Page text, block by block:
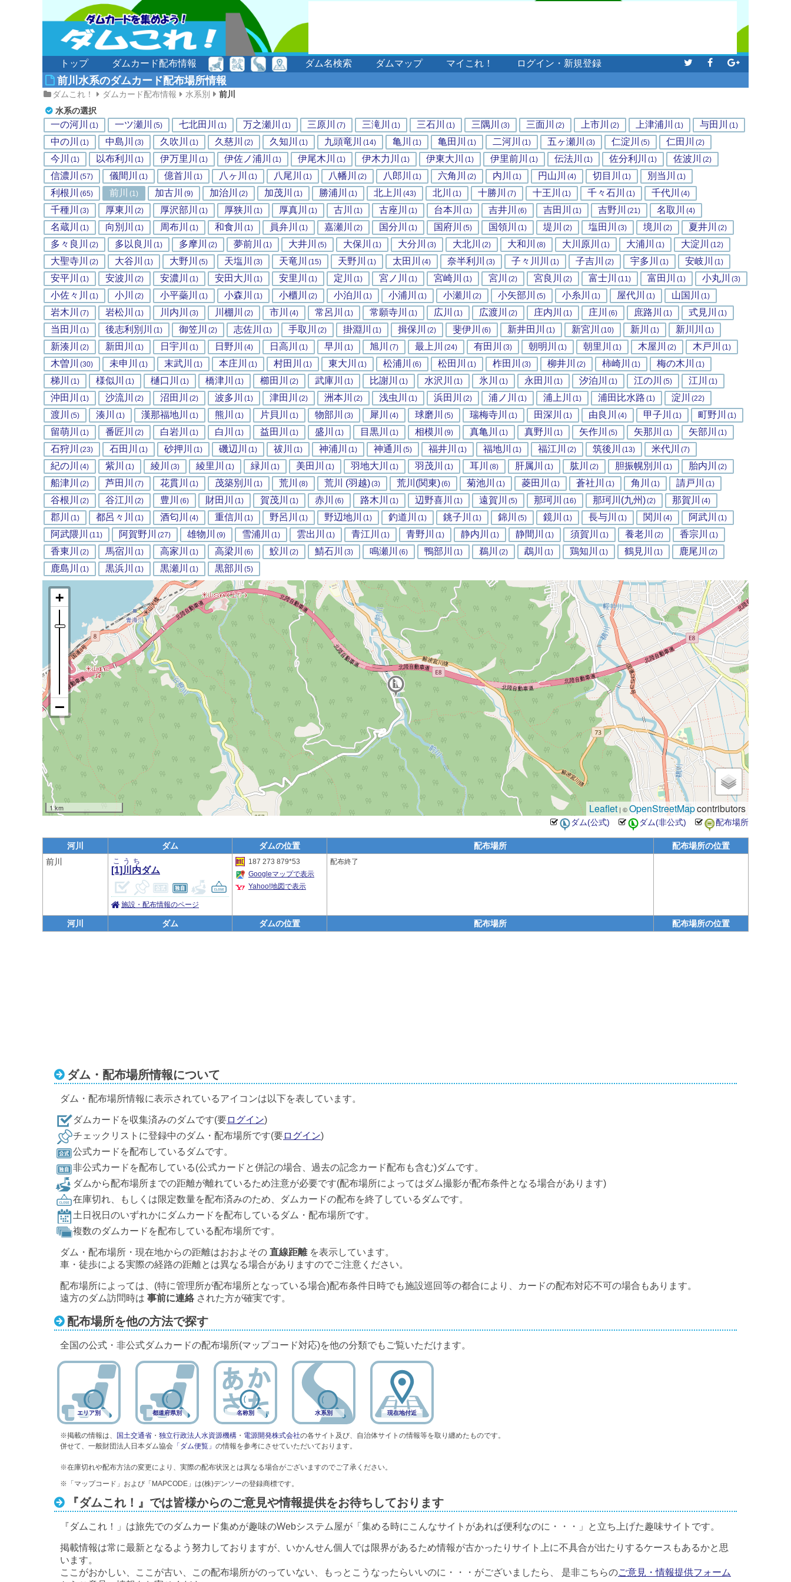
トップ ダムカード配布情報 ダム名検索 ダムマップ マイこれ！ ログイン・新規登録
前川水系のダムカード配布場所情報
ダムこれ！ ダムカード配布情報 水系別
前川
水系の選択
一の河川 (1) 一ツ瀬川 (5) 七北田川 (1) 万之瀬川 (1) 三原川 (7) 三滝川 (1) 三石川 (1) 三隅川 (3) 三面川 (2) 上市川 (2) 上津浦川 (1) 与田川 (1)
中の川 (1) 中島川 (3) 久吹川 (1) 久慈川 (2) 久知川 (1) 九頭竜川 (14) 亀川 (1) 亀田川 (1) 二河川 (1) 五ヶ瀬川 (3) 仁淀川 (5) 仁田川 (2)
今川 (1) 以布利川 (1) 伊万里川 (1) 伊佐ノ浦川 (1) 伊尾木川 (1) 伊木力川 (1) 伊東大川 (1) 伊里前川 (1) 伝法川 (1) 佐分利川 (1) 佐波川 (2)
信濃川 (57) 儀間川 (1) 億首川 (1) 八ヶ川 (1) 八尾川 (1) 八幡川 (2) 八郎川 (1) 六角川 (2) 内川 (1) 円山川 (4) 切目川 (1) 別当川 (1)
利根川 (65) 前川 (1) 加古川 (9) 加治川 (2) 加茂川 (1) 勝浦川 (1) 北上川 (43) 北川 (1) 十勝川 (7) 十王川 (1) 千々石川 (1) 千代川 (4)
千種川 (3) 厚東川 (2) 厚沢部川 (1) 厚狭川 (1) 厚真川 (1) 古川 (1) 古座川 (1) 台本川 (1) 吉井川 (6) 吉田川 (1) 吉野川 (21) 名取川 (4)
名蔵川 (1) 向別川 (1) 周布川 (1) 和食川 (1) 員弁川 (1) 嘉瀬川 (2) 国分川 (1) 国府川 (5) 国領川 (1) 堤川 (2) 塩田川 (3) 境川 (2) 夏井川 (2)
多々良川 (2) 多以良川 (1) 多摩川 (2) 夢前川 (1) 大井川 (5) 大保川 (1) 大分川 (3) 大北川 (2) 大和川 (8) 大川原川 (1) 大浦川 (1) 大淀川 (12)
大聖寺川 (2) 大谷川 (1) 大野川 (5) 天塩川 (3) 天竜川 (15) 天野川 (1) 太田川 (4) 奈半利川 (3) 子々川川 (1) 子吉川 (2) 宇多川 (1) 安岐川 (1)
安平川 (1) 安波川 (2) 安濃川 (1) 安田大川 (1) 安里川 (1) 定川 (1) 宮ノ川 (1) 宮崎川 (1) 宮川 (2) 宮良川 (2) 富士川 (11) 富田川 (1) 小丸川 (3)
小佐々川 (1) 小川 (2) 小平蘂川 (1) 小森川 (1) 小櫃川 (2) 小泊川 (1) 小浦川 (1) 小瀬川 (2) 小矢部川 (5) 小糸川 (1) 屋代川 (1) 山国川 (1)
岩木川 (7) 岩松川 (1) 川内川 (3) 川棚川 (2) 市川 (4) 常呂川 (1) 常願寺川 (1) 広川 (1) 広渡川 (2) 庄内川 (1) 庄川 (6) 庶路川 (1) 式見川 (1)
当田川 (1) 後志利別川 (1) 御笠川 (2) 志佐川 (1) 手取川 (2) 掛淵川 (1) 揖保川 (2) 斐伊川 (6) 新井田川 (1) 新宮川 (10) 新川 (1) 新川川 (1)
新湊川 (2) 新田川 (1) 日宇川 (1) 日野川 (4) 日高川 (1) 早川 (1) 旭川 (7) 最上川 (24) 有田川 (3) 朝明川 (1) 朝里川 (1) 木屋川 (2) 木戸川 (1)
木曽川 (30) 未申川 (1) 末武川 (1) 本庄川 (1) 村田川 (1) 東大川 (1) 松浦川 (6) 松田川 (1) 柞田川 (3) 柳井川 (2) 柿崎川 (1) 梅の木川 (1)
梯川 (1) 様似川 (1) 樋口川 (1) 橋津川 (1) 櫛田川 (2) 武庫川 (1) 比謝川 (1) 水沢川 (1) 氷川 (1) 永田川 (1) 汐泊川 (1) 江の川 (5) 江川 (1)
沖田川 (1) 沙流川 (2) 沼田川 (2) 波多川 (1) 津田川 (2) 洲本川 (2) 浅虫川 (1) 浜田川 (2) 浦ノ川 (1) 浦上川 (1) 浦田比水路 (1) 淀川 (22)
渡川 (5) 湊川 (1) 漢那福地川 (1) 熊川 (1) 片貝川 (1) 物部川 (3) 犀川 (4) 球磨川 (5) 瑞梅寺川 (1) 田深川 (1) 由良川 (4) 甲子川 (1) 町野川 (1)
留萌川 (1) 番匠川 (2) 白岩川 (1) 白川 (1) 益田川 (1) 盛川 (1) 目黒川 (1) 相模川 (9) 真亀川 (1) 真野川 (1) 矢作川 (5) 矢那川 (1) 矢部川 (1)
石狩川 (23) 石田川 (1) 砂押川 (1) 磯辺川 (1) 祓川 (1) 神浦川 (1) 神通川 (5) 福井川 (1) 福地川 (1) 福江川 (2) 筑後川 (13) 米代川 (7)
紀の川 (4) 紫川 (1) 綾川 (3) 綾里川 (1) 緑川 (1) 美田川 (1) 羽地大川 (1) 羽茂川 (1) 耳川 (8) 肝属川 (1) 肱川 (2) 胆振幌別川 (1) 胎内川 (2)
船津川 (2) 芦田川 (7) 花貫川 (1) 茂築別川 (1) 荒川 (8) 荒川 (羽越)(3) 荒川(関東)(6) 菊池川 (1) 菱田川 (1) 蒼社川 (1) 角川 (1) 請戸川 (1)
谷根川 (2) 谷江川 (2) 豊川 (6) 財田川 (1) 賀茂川 (1) 赤川 (6) 路木川 (1) 辺野喜川 (1) 遠賀川 (5) 那珂川 (16) 那珂川(九州)(2) 那賀川 (4)
郡川 (1) 都呂々川 (1) 酒匂川 (4) 重信川 (1) 野呂川 (1) 野辺地川 (1) 釣道川 (1) 銚子川 (1) 錦川 (5) 鏡川 (1) 長与川 (1) 関川 (4) 阿武川 (1)
阿武隈川 (11) 阿賀野川 (27) 雄物川 (9) 雪浦川 (1) 雲出川 (1) 青江川 (1) 青野川 (1) 静内川 (1) 静間川 (1) 須賀川 (1) 養老川 (2) 香宗川 (1)
香東川 (2) 馬宿川 (1) 高家川 (1) 高梁川 (6) 鮫川 (2) 鯖石川 (3) 鳴瀬川 (6) 鴨部川 (1) 鵜川 (2) 鵡川 (1) 鶏知川 (1) 鶴見川 (1) 鹿尾川 (2)
鹿島川 (1) 黒浜川 (1) 黒瀬川 (1) 黒部川 (5)
1
1 km Leaflet | ©OpenStreetMapcontributors
河川 ダム ダムの位置 配布場所
配布場所の位置
前川
[1]川内
こうち
ダム
施設・配布情報のページ
187 273 879*53
Googleマップで表示
Yahoo!地図で表示
配布終了
河川 ダム ダムの位置 配布場所 配布場所の位置
ダム・配布場所情報について
ダム・配布場所情報に表示されているアイコンは以下を表しています。
ダムカードを収集済みのダムです(要ログイン)
チェックリストに登録中のダム・配布場所です(要ログイン)
公式カードを配布しているダムです。
非公式カードを配布している(公式カードと併記の場合、過去の記念カード配布も含む)ダムです。
ダムから配布場所までの距離が離れているため注意が必要です(配布場所によってはダム撮影が配布条件となる場合があります)
在庫切れ、もしくは限定数量を配布済みのため、ダムカードの配布を終了しているダムです。
土日祝日のいずれかにダムカードを配布しているダム・配布場所です。
複数のダムカードを配布している配布場所です。
ダム・配布場所・現在地からの距離はおおよその 直線距離を表示しています。
車・徒歩による実際の経路の距離とは異なる場合がありますのでご注意ください。
配布場所によっては、(特に管理所が配布場所となっている場合)配布条件日時でも施設巡回等の都合により、カードの配布対応不可の場合もあります。
遠方のダム訪問時は 事前に連絡 された方が確実です。
配布場所を他の方法で探す
全国の公式・非公式ダムカードの配布場所(マップコード対応)を他の分類でもご覧いただけます。
エリア別 都道府県別 名称別 水系別 現在地付近
※掲載の情報は、 国土交通省 ・ 独立行政法人水資源機構 ・ 電源開発株式会社の各サイト及び、自治体サイトの情報等を取り纏めたものです。
併せて、一般財団法人日本ダム協会 「ダム便覧」 の情報を参考にさせていただいております。
※在庫切れや配布方法の変更により、実際の配布状況とは異なる場合がございますのでご了承ください。
※「マップコード」および「MAPCODE」は(株)デンソーの登録商標です。
『ダムこれ！』では皆様からのご意見や情報提供をお待ちしております
『ダムこれ！」は旅先でのダムカード集めが趣味のWebシステム屋が「集める時にこんなサイトがあれば便利なのに・・・」と立ち上げた趣味サイトです。
掲載情報は常に最新となるよう努力しておりますが、いかんせん個人では限界があるため情報が古かったりサイト上に不具合が出たりするケースもあるかと思
います。
ここがおかしい、ここが古い、この配布場所がのっていない、もっとこうなったらいいのに・・・がございましたら、 是非こちらのご意見・情報提供フォーム